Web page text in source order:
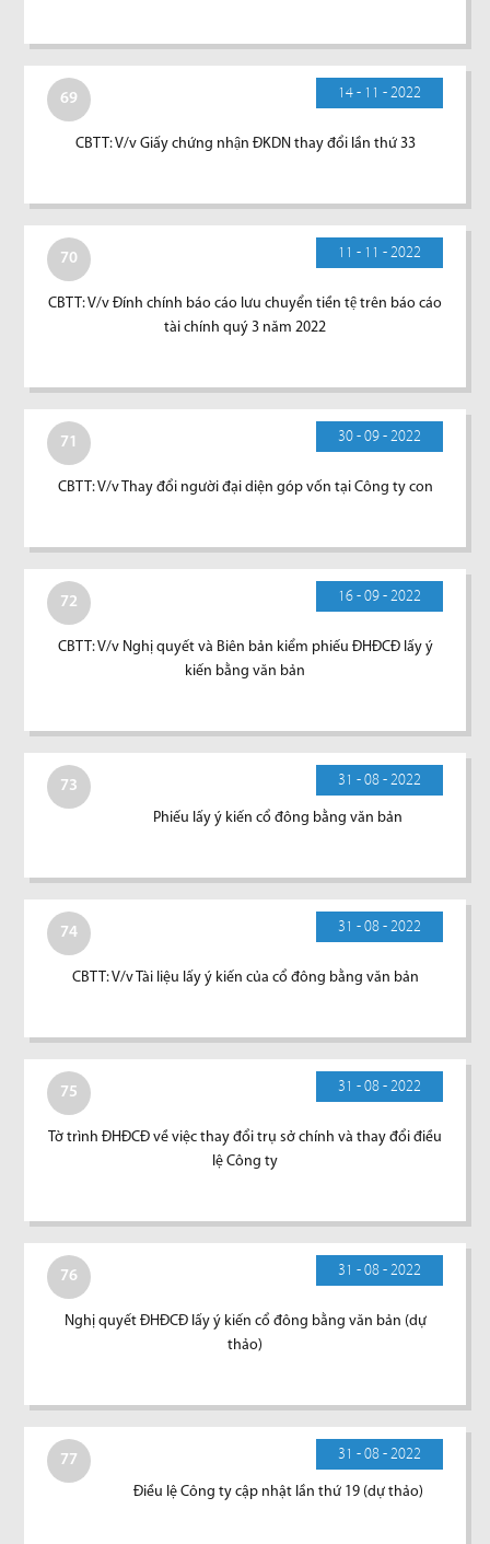
69 14 - 11 - 2022
CBTT: V/v Giấy chứng nhận ĐKDN thay đổi lần thứ 33
70 11 - 11 - 2022
CBTT: V/v Đính chính báo cáo lưu chuyển tiền tệ trên báo cáo
tài chính quý 3 năm 2022
71 30 - 09 - 2022
CBTT: V/v Thay đổi người đại diện góp vốn tại Công ty con
72 16 - 09 - 2022
CBTT: V/v Nghị quyết và Biên bản kiểm phiếu ĐHĐCĐ lấy ý
kiến bằng văn bản
73 31 - 08 - 2022
Phiếu lấy ý kiến cổ đông bằng văn bản
74 31 - 08 - 2022
CBTT: V/v Tài liệu lấy ý kiến của cổ đông bằng văn bản
75 31 - 08 - 2022
Tờ trình ĐHĐCĐ về việc thay đổi trụ sở chính và thay đổi điều
lệ Công ty
76 31 - 08 - 2022
Nghị quyết ĐHĐCĐ lấy ý kiến cổ đông bằng văn bản (dự
thảo)
77 31 - 08 - 2022
Điều lệ Công ty cập nhật lần thứ 19 (dự thảo)